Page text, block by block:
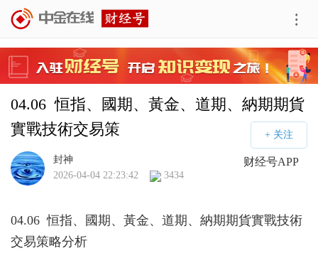
04.06  恒指、國期、黃金、道期、納期期貨
實戰技術交易策
财经号APP
封神
2026-04-04 22:23:42
3434
04.06 恒指、國期、黃金、道期、納期期貨實戰技術
交易策略分析